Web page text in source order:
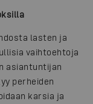
lasten ja
vaihtoehtoja
asiantuntijan
perheiden
karsia ja